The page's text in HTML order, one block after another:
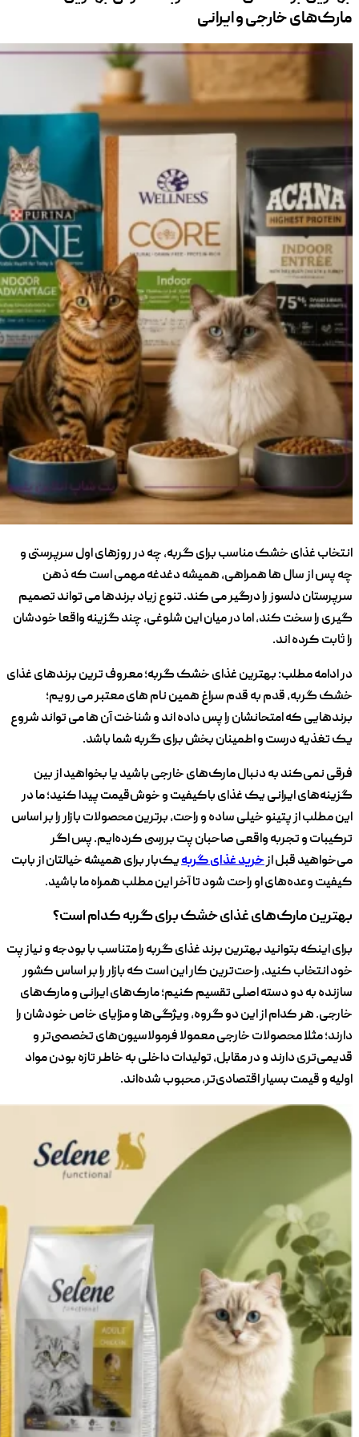
مارک‌های خارجی و ایرانی
انتخاب غذای خشک مناسب برای گربه، چه در روزهای اول سرپرستی و
چه پس از سال ‌ها همراهی، همیشه دغدغه مهمی است که ذهن
سرپرستان دلسوز را درگیر می کند. تنوع زیاد برندها می ‌تواند تصمیم‌
گیری را سخت کند، اما در میان این شلوغی، چند گزینه واقعا خودشان
را ثابت کرده‌ اند.
در ادامه مطلب: بهترین غذای خشک گربه؛ معروف ترین برندهای غذای
خشک گربه، قدم ‌به ‌قدم سراغ همین نام ‌های معتبر می ‌رویم؛
برندهایی که امتحانشان را پس داده ‌اند و شناخت آن ‌ها می‌ تواند شروع
یک تغذیه درست و اطمینان‌ بخش برای گربه‌ شما باشد.
فرقی نمی‌کند به دنبال مارک‌های خارجی باشید یا بخواهید از بین
گزینه‌های ایرانی یک غذای باکیفیت و خوش‌قیمت پیدا کنید؛ ما در
این مطلب از پتینو خیلی ساده و راحت، برترین محصولات بازار را بر اساس
ترکیبات و تجربه واقعی صاحبان پت بررسی کرده‌ایم. پس اگر
می‌خواهید قبل ازخرید غذای گربهیک‌بار برای همیشه خیالتان از بابت
کیفیت وعده‌های او راحت شود تا آخر این مطلب همراه ما باشید.
بهترین مارک‌های غذای خشک برای گربه کدام است؟
برای اینکه بتوانید بهترین برند غذای گربه را متناسب با بودجه و نیاز پت
خود انتخاب کنید، راحت‌ترین کار این است که بازار را بر اساس کشور
سازنده به دو دسته اصلی تقسیم کنیم؛ مارک‌های ایرانی و مارک‌های
خارجی. هر کدام از این دو گروه، ویژگی‌ها و مزایای خاص خودشان را
دارند؛ مثلا محصولات خارجی معمولا فرمولاسیون‌های تخصصی‌تر و
قدیمی‌تری دارند و در مقابل، تولیدات داخلی به خاطر تازه بودن مواد
اولیه و قیمت بسیار اقتصادی‌تر، محبوب شده‌اند.